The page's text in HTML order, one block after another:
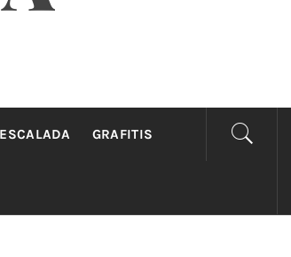
ESCALADA GRAFITIS